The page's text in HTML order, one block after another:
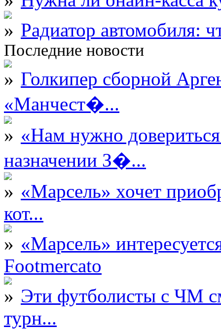
Радиатор автомобиля:
Последние новости
Голкипер сборной
«Манчест�...
«Нам нужно
назначении З�...
«Марсель» хочет
кот...
«Марсель»
Footmercato
Эти футболисты с ЧМ
турн...